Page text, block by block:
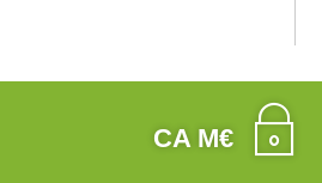
CA M€